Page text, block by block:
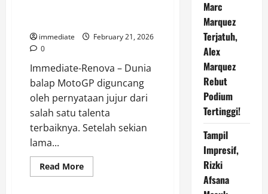
dan
immediate
February 21, 2026
0
Immediate-Renova – Dunia
balap MotoGP diguncang
oleh pernyataan jujur dari
salah satu talenta
terbaiknya. Setelah sekian
lama...
Read MoreRead
more
Marc
Marquez
Terjatuh,
Alex
Marquez
Rebut
Podium
Tertinggi!
Tampil
Impresif,
Rizki
Afsana